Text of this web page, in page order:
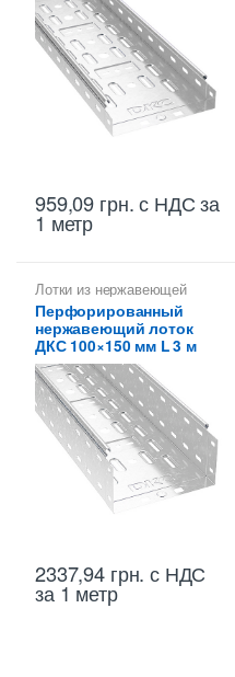
959,09 грн.с НДС за
1 метр
Лотки из нержавеющей
стали
Перфорированный
нержавеющий лоток
ДКС 100×150 мм L 3 м
2337,94 грн. с НДС
за 1 метр